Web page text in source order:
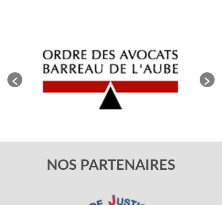
NOS PARTENAIRES